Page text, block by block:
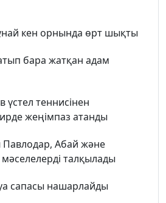
кен орнында өрт шықты
бара жатқан адам
теннисінен
жеңімпаз атанды
Павлодар, Абай және
талқылады
сапасы нашарлайды